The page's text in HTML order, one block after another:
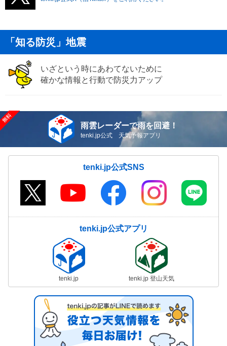
「知る防災」地震
いざという時にあわてないために
確かな情報と行動で防災力アップ
雨雲レーダーで雨を回避！
tenki.jp公式 天気予報アプリ
tenki.jp公式SNS
tenki.jp公式アプリ
tenki.jp tenki.jp 登山天気